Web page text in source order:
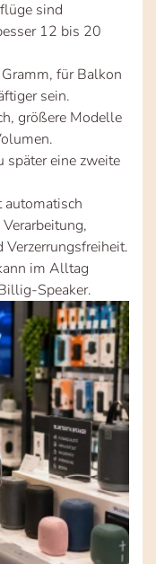
sind
12 bis 20
für Balkon
sein.
größere Modelle
später eine zweite
im Alltag
Speaker.